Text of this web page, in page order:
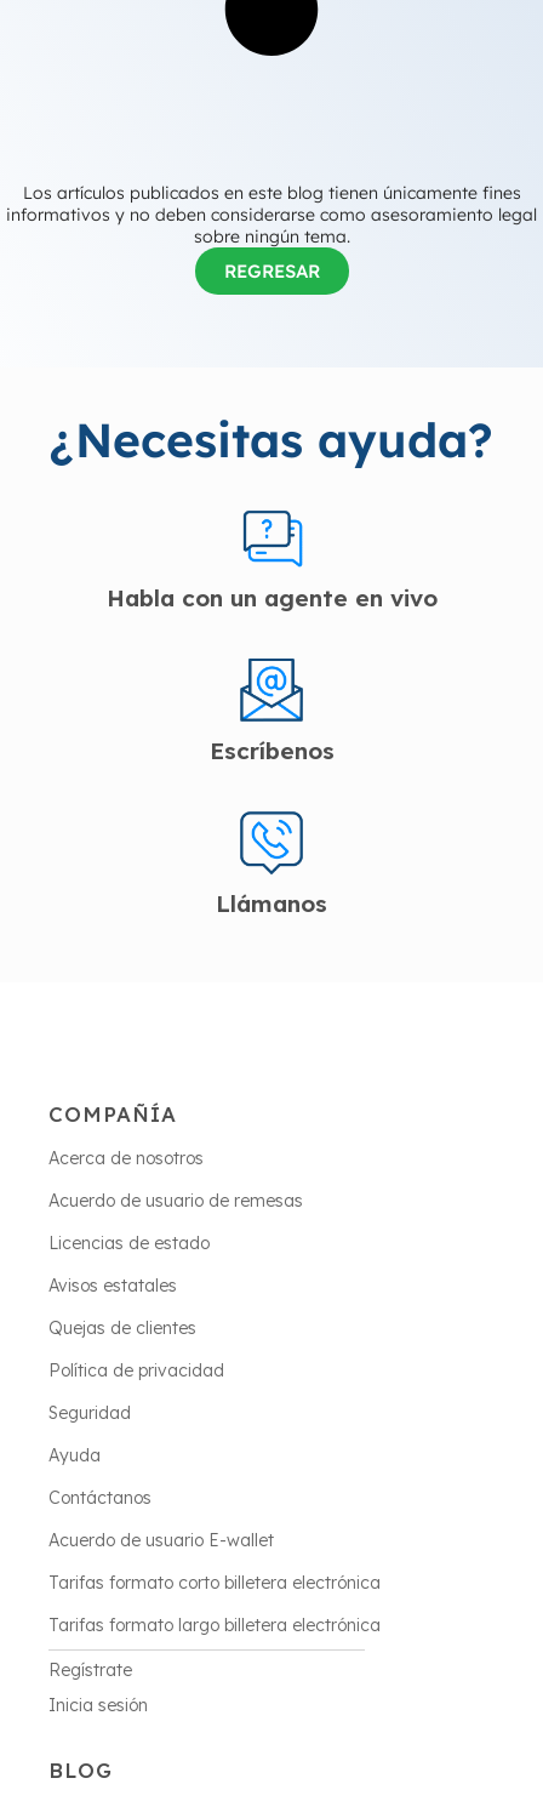
Los artículos publicados en este blog tienen únicamente fines
informativos y no deben considerarse como asesoramiento legal
sobre ningún tema.
REGRESAR
¿Necesitas ayuda?
Habla con un agente en vivo
Escríbenos
Llámanos
COMPAÑÍA
Acerca de nosotros
Acuerdo de usuario de remesas
Licencias de estado
Avisos estatales
Quejas de clientes
Política de privacidad
Seguridad
Ayuda
Contáctanos
Acuerdo de usuario E-wallet
Tarifas formato corto billetera electrónica
Tarifas formato largo billetera electrónica
Regístrate
Inicia sesión
BLOG